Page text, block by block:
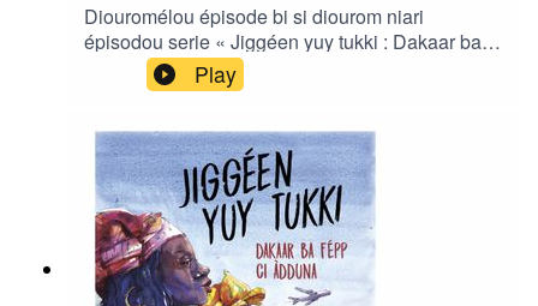
Diouromélou épisode bi si diourom niari
épisodou serie « Jiggéen yuy tukki : Dakaar ba
fépp ci àdduna » gniko realisé di Ibrahima Diouf
ak Clair Rivière bou studio Ëpoukay.
Play